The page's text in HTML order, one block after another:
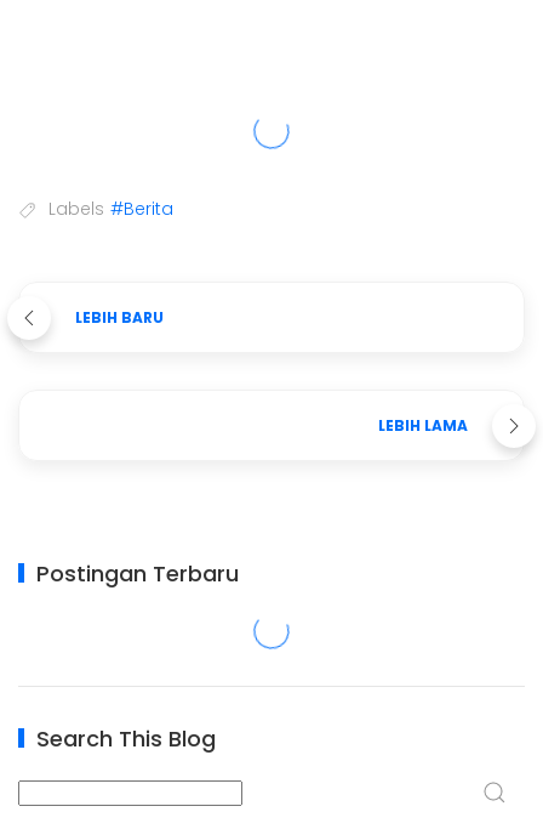
Labels #Berita
LEBIH BARU
LEBIH LAMA
Postingan Terbaru
Search This Blog